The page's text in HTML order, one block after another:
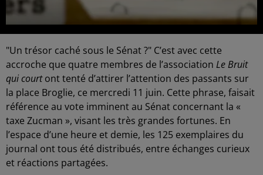
"Un trésor caché sous le Sénat ?" C’est avec cette
accroche que quatre membres de l’association Le Bruit
qui courtont tenté d’attirer l’attention des passants sur
la place Broglie, ce mercredi 11 juin. Cette phrase, faisait
référence au vote imminent au Sénat concernant la «
taxe Zucman », visant les très grandes fortunes. En
l’espace d’une heure et demie, les 125 exemplaires du
journal ont tous été distribués, entre échanges curieux
et réactions partagées.